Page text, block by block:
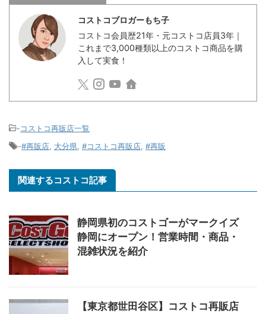
コストコブロガーもち子
コストコ会員歴21年・元コストコ店員3年｜
これまで3,000種類以上のコストコ商品を購
入して実食！
-コストコ再販店一覧
-#再販店 大分県 #コストコ再販店 #再販
関連するコストコ記事
静岡県初のコストゴーがマークイズ
静岡にオープン！営業時間・商品・
混雑状況を紹介
【東京都世田谷区】コストコ再販店